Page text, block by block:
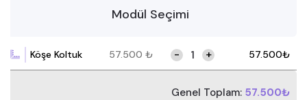
Modül Seçimi
Köşe Koltuk 57.500 ₺ - + 57.500₺
Genel Toplam: 57.500₺